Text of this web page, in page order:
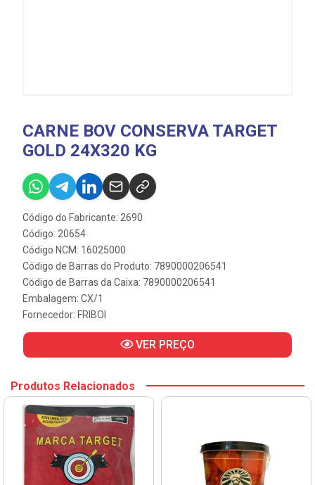
CARNE BOV CONSERVA TARGET
GOLD 24X320 KG
Código do Fabricante: 2690
Código: 20654
Código NCM: 16025000
Código de Barras do Produto: 7890000206541
Código de Barras da Caixa: 7890000206541
Embalagem: CX/1
Fornecedor: FRIBOI
VER PREÇO
Produtos Relacionados